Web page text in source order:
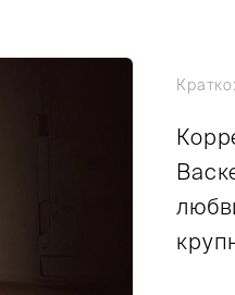
Кратко: